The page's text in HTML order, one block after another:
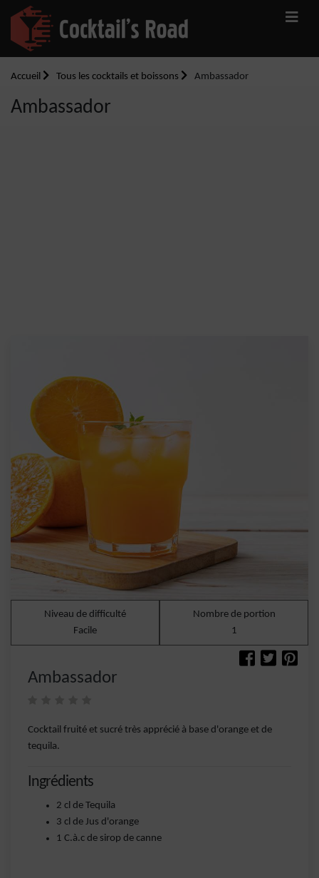
Accueil Tous les cocktails et boissons Ambassador
Ambassador
Niveau de difficulté
Facile
Nombre de portion
1
Ambassador
Cocktail fruité et sucré très apprécié à base d'orange et de
tequila.
Ingrédients
2 cl de Tequila
3 cl de Jus d'orange
1 C.à.c de sirop de canne